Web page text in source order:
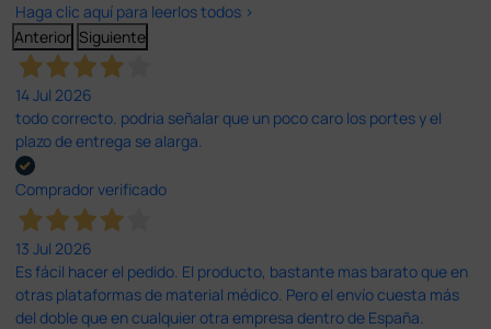
Haga clic aquí para leerlos todos >
Anterior Siguiente
14 Jul 2026
todo correcto. podria señalar que un poco caro los portes y el
plazo de entrega se alarga.
Comprador verificado
13 Jul 2026
Es fácil hacer el pedido. El producto, bastante mas barato que en
otras plataformas de material médico. Pero el envío cuesta más
del doble que en cualquier otra empresa dentro de España.